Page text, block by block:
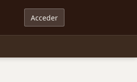
Acceder